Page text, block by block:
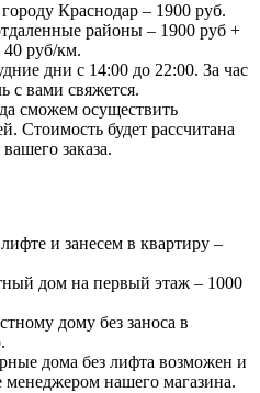
Краснодар – 1900 руб.
районы – 1900 руб +
руб/км.
дни с 14:00 до 22:00. За час
с вами свяжется.
сможем осуществить
Стоимость будет рассчитана
заказа.
и занесем в квартиру –
дом на первый этаж – 1000
дому без заноса в
дома без лифта возможен и
менеджером нашего магазина.